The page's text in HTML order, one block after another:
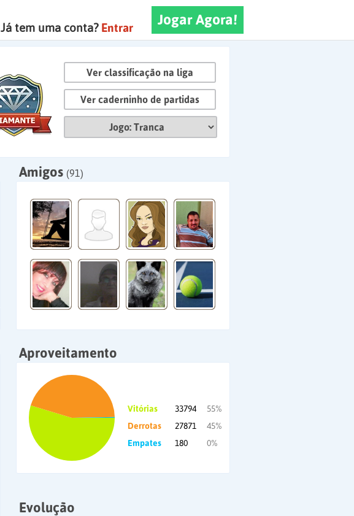
Jogar Agora!
Já tem uma conta? Entrar
Ver classificação na liga
Ver caderninho de partidas
Amigos (91)
Aproveitamento
Vitórias 33794
55%
Derrotas
27871
45%
Empates
180 0%
Evolução